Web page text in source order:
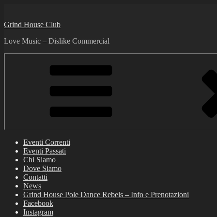
content
Grind House Club
Love Music – Dislike Commercial
Eventi Correnti
Eventi Passati
Chi Siamo
Dove Siamo
Contatti
News
Grind House Pole Dance Rebels – Info e Prenotazioni
Facebook
Instagram